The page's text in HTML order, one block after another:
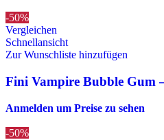
-50%
Vergleichen
Schnellansicht
Zur Wunschliste hinzufügen
Fini Vampire Bubble Gum
Anmelden um Preise zu sehen
-50%